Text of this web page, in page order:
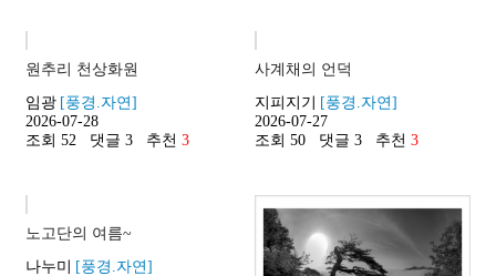
원추리 천상화원
임광 [풍경.자연]
2026-07-28
조회 52
댓글 3 추천3
사계채의 언덕
지피지기
[풍경.자연]
2026-07-27
조회 50
댓글 3 추천3
노고단의 여름~
나누미
[풍경.자연]